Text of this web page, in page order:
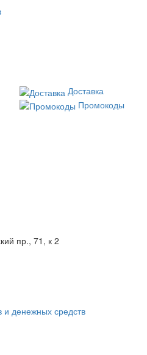
Доставка
Промокоды
пр., 71, к 2
и денежных средств